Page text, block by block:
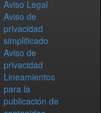
Aviso Legal
Aviso de
privacidad
simplificado
Aviso de
privacidad
Lineamientos
para la
publicación de